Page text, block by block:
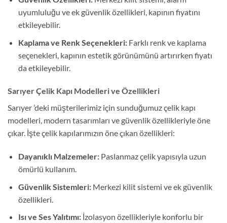
uyumluluğu ve ek güvenlik özellikleri, kapının fiyatını
etkileyebilir.
Kaplama ve Renk Seçenekleri:Farklı renk ve kaplama
seçenekleri, kapının estetik görünümünü artırırken fiyatı
da etkileyebilir.
Sarıyer Çelik Kapı Modelleri ve Özellikleri
Sarıyer ’deki müşterilerimiz için sunduğumuz çelik kapı
modelleri, modern tasarımları ve güvenlik özellikleriyle öne
çıkar. İşte çelik kapılarımızın öne çıkan özellikleri:
Dayanıklı Malzemeler:Paslanmaz çelik yapısıyla uzun
ömürlü kullanım.
Güvenlik Sistemleri:Merkezi kilit sistemi ve ek güvenlik
özellikleri.
Isı ve Ses Yalıtımı:İzolasyon özellikleriyle konforlu bir